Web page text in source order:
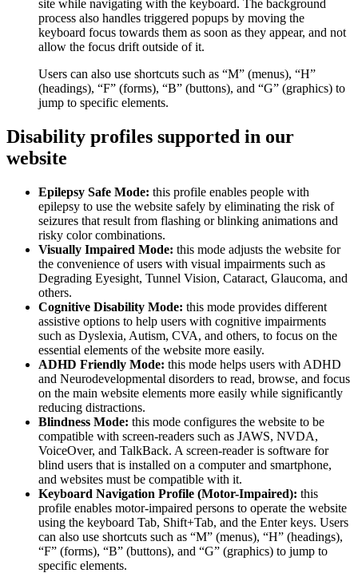
site while navigating with the keyboard. The background
process also handles triggered popups by moving the
keyboard focus towards them as soon as they appear, and not
allow the focus drift outside of it.
Users can also use shortcuts such as “M” (menus), “H”
(headings), “F” (forms), “B” (buttons), and “G” (graphics) to
jump to specific elements.
Disability profiles supported in our
website
Epilepsy Safe Mode: this profile enables people with
epilepsy to use the website safely by eliminating the risk of
seizures that result from flashing or blinking animations and
risky color combinations.
Visually Impaired Mode: this mode adjusts the website for
the convenience of users with visual impairments such as
Degrading Eyesight, Tunnel Vision, Cataract, Glaucoma, and
others.
Cognitive Disability Mode: this mode provides different
assistive options to help users with cognitive impairments
such as Dyslexia, Autism, CVA, and others, to focus on the
essential elements of the website more easily.
ADHD Friendly Mode: this mode helps users with ADHD
and Neurodevelopmental disorders to read, browse, and focus
on the main website elements more easily while significantly
reducing distractions.
Blindness Mode: this mode configures the website to be
compatible with screen-readers such as JAWS, NVDA,
VoiceOver, and TalkBack. A screen-reader is software for
blind users that is installed on a computer and smartphone,
and websites must be compatible with it.
Keyboard Navigation Profile (Motor-Impaired): this
profile enables motor-impaired persons to operate the website
using the keyboard Tab, Shift+Tab, and the Enter keys. Users
can also use shortcuts such as “M” (menus), “H” (headings),
“F” (forms), “B” (buttons), and “G” (graphics) to jump to
specific elements.